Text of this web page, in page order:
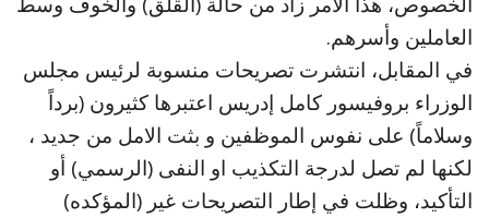
العاملين وأسرهم.
في المقابل، انتشرت تصريحات منسوبة لرئيس مجلس
الوزراء بروفيسور كامل إدريس اعتبرها كثيرون (برداً
وسلاماً) على نفوس الموظفين و بثت الامل من جديد ،
لكنها لم تصل لدرجة التكذيب او النفى (الرسمي) أو
التأكيد، وظلت في إطار التصريحات غير (المؤكده)